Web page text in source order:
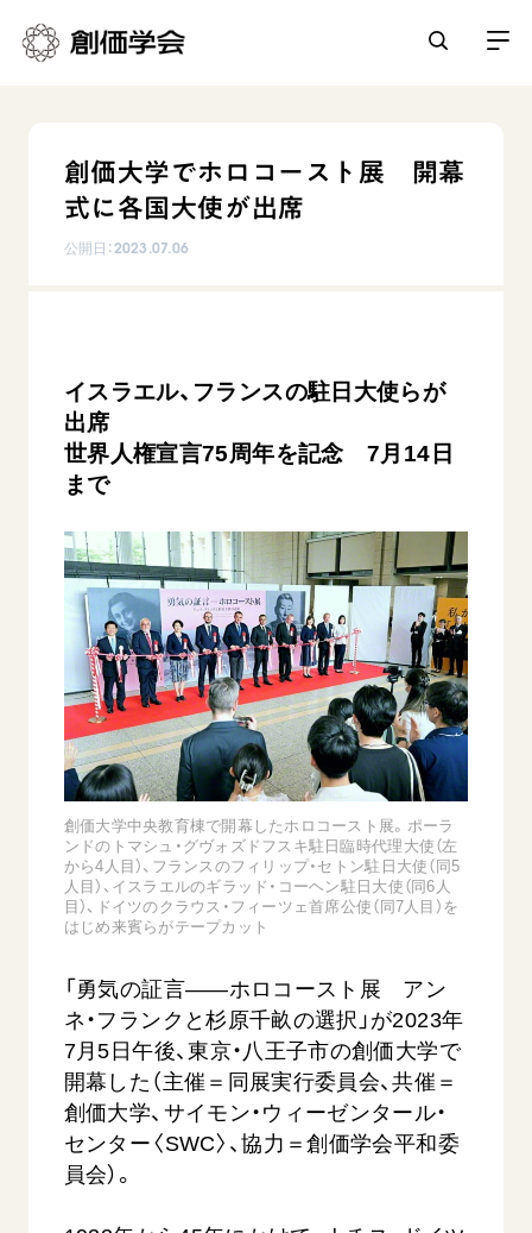
人間革命
日蓮大聖人の仏法（教学入門）
釈尊～法華経
日蓮大聖人
初代会長・牧口常三郎先生
第2代会長・戸田城聖先生
第3代会長・池田大作先生
日常の活動
仏法を学ぶ
仏法を語る
主な行事
友人葬
核兵器の廃絶に向け連帯を拡大
「人権文化」「ジェンダー平等」を促進
「持続可能な開発目標（SDGs）」の取り組み
人道支援
音楽活動
展示活動
教育本部の活動
図書贈呈
各国ウェブサイト
世界の創価学会の歴史
基本情報
創価学会 会憲
創価学会 会則
創価学会 社会憲章
組織・機構
会長・理事長・各部長の紹介
沿革
略年表
入会について
道府県中心会館
座談会御書ｅ講義
小説『新・人間革命』『人間革命』要旨
御書検索［新版］
関連リンク
創価学会総本部
墓地公園・納骨堂
聖教電子版
聖教ブックストア
soka youth media
Soka Gakkai グローバルサイト
SGIピースサイト
ご意見
ご利用にあたって
SOKA PICKS
創価大学でホロコースト展 開幕
式に各国大使が出席
公開日：2023.07.06
イスラエル、フランスの駐日大使らが
出席
世界人権宣言75周年を記念 7月14日
まで
創価大学中央教育棟で開幕したホロコースト展。ポーラ
ンドのトマシュ・グヴォズドフスキ駐日臨時代理大使（左
から4人目）、フランスのフィリップ・セトン駐日大使（同5
人目）、イスラエルのギラッド・コーヘン駐日大使（同6人
目）、ドイツのクラウス・フィーツェ首席公使（同7人目）を
はじめ来賓らがテープカット
「勇気の証言――ホロコースト展 アン
ネ・フランクと杉原千畝の選択」が2023年
7月5日午後、東京・八王子市の創価大学で
開幕した（主催＝同展実行委員会、共催＝
創価大学、サイモン・ウィーゼンタール・
センター〈SWC〉、協力＝創価学会平和委
員会）。